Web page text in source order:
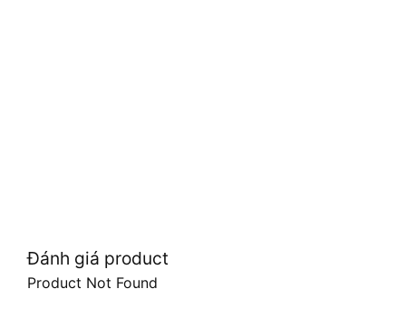
Đánh giá product
Product Not Found